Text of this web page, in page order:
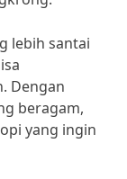
lebih santai
Dengan
beragam,
yang ingin